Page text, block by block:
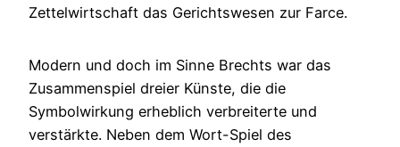
Zettelwirtschaft das Gerichtswesen zur Farce.
Modern und doch im Sinne Brechts war das
Zusammenspiel dreier Künste, die die
Symbolwirkung erheblich verbreiterte und
verstärkte. Neben dem Wort-Spiel des